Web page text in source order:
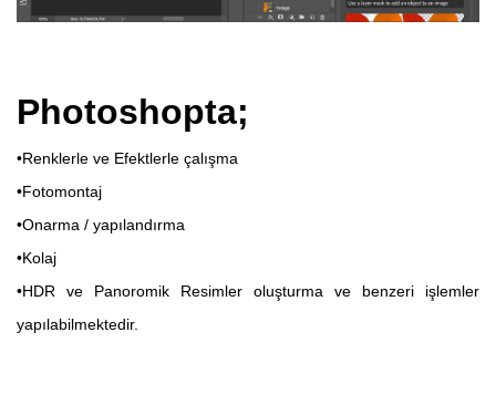
Photoshopta;
•Renklerle ve Efektlerle çalışma
•Fotomontaj
•Onarma / yapılandırma
•Kolaj
•HDR ve Panoromik Resimler oluşturma ve benzeri işlemler
yapılabilmektedir.